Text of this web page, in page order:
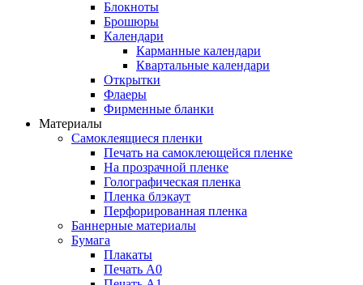
Блокноты
Брошюры
Календари
Карманные календари
Квартальные календари
Открытки
Флаеры
Фирменные бланки
Материалы
Самоклеящиеся пленки
Печать на самоклеющейся пленке
На прозрачной пленке
Голографическая пленка
Пленка блэкаут
Перфорированная пленка
Баннерные материалы
Бумага
Плакаты
Печать А0